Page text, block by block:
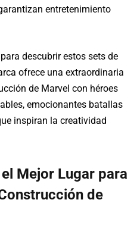
entretenimiento
descubrir estos sets de
ofrece una extraordinaria
de Marvel con héroes
emocionantes batallas
inspiran la creatividad
Mejor Lugar para
de